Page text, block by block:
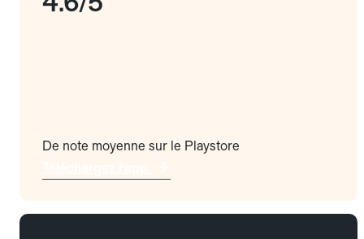
De note moyenne sur le Playstore